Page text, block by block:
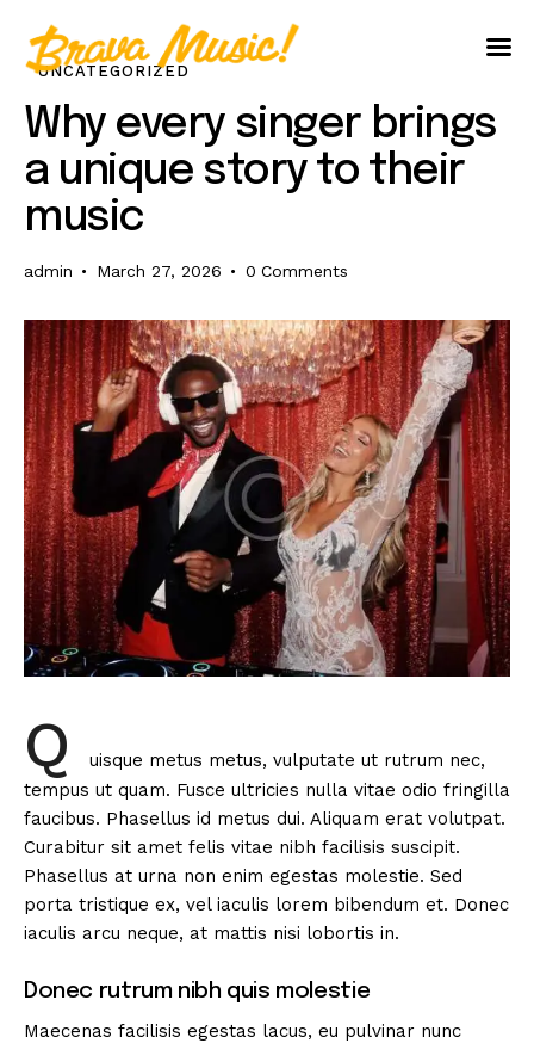
Home
About Us
Aureo Baqueiro
UNCATEGORIZED
Why every singer brings
a unique story to their
music
admin March 27, 2026 0 Comments
Q
uisque metus metus, vulputate ut rutrum nec,
tempus ut quam. Fusce ultricies nulla vitae odio fringilla
faucibus. Phasellus id metus dui. Aliquam erat volutpat.
Curabitur sit amet felis vitae nibh facilisis suscipit.
Phasellus at urna non enim egestas molestie. Sed
porta tristique ex, vel iaculis lorem bibendum et. Donec
iaculis arcu neque, at mattis nisi lobortis in.
Donec rutrum nibh quis molestie
Maecenas facilisis egestas lacus, eu pulvinar nunc